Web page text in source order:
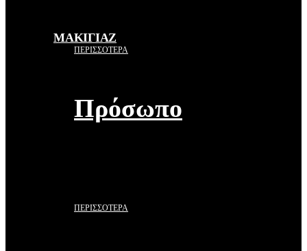
ΜΑΚΙΓΙΑΖ
ΠΕΡΙΣΣΟΤΕΡΑ
Πρόσωπο
ΠΕΡΙΣΣΟΤΕΡΑ